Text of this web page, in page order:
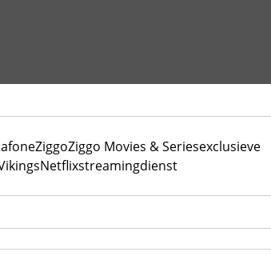
Ziggo Movies & Seriesexclusieve
Netflixstreamingdienst